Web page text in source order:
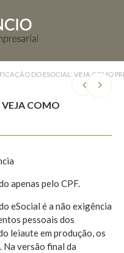
DO ESOCIAL: VEJA COMO
COMO
apenas pelo CPF.
eSocial é a não exigência
pessoais dos
leiaute em produção, os
Na versão final da